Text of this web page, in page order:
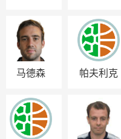
马德森 帕夫利克